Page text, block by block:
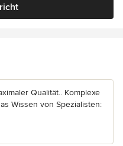
Qualität.. Komplexe
Wissen von Spezialisten: